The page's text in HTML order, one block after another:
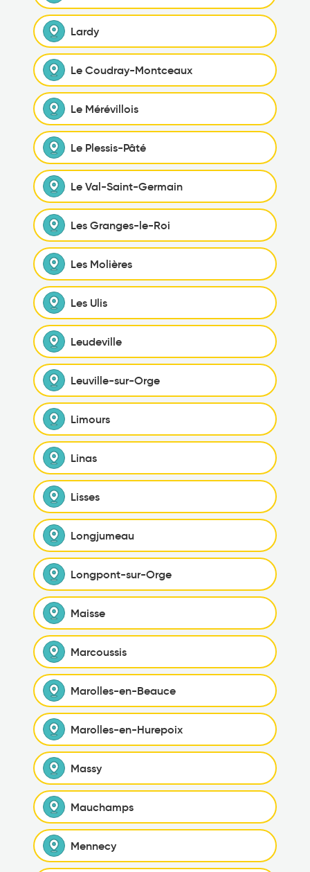
Lardy
Le Coudray-Montceaux
Le Mérévillois
Le Plessis-Pâté
Le Val-Saint-Germain
Les Granges-le-Roi
Les Molières
Les Ulis
Leudeville
Leuville-sur-Orge
Limours
Linas
Lisses
Longjumeau
Longpont-sur-Orge
Maisse
Marcoussis
Marolles-en-Beauce
Marolles-en-Hurepoix
Massy
Mauchamps
Mennecy